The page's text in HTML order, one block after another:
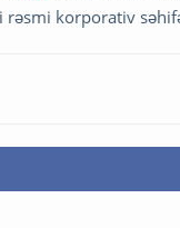
rəsmi korporativ